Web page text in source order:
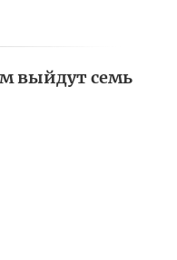
выйдут семь